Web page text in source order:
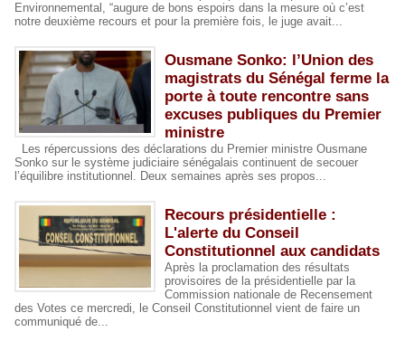
Environnemental, “augure de bons espoirs dans la mesure où c’est
notre deuxième recours et pour la première fois, le juge avait...
Ousmane Sonko: l’Union des
magistrats du Sénégal ferme la
porte à toute rencontre sans
excuses publiques du Premier
ministre
Les répercussions des déclarations du Premier ministre Ousmane
Sonko sur le système judiciaire sénégalais continuent de secouer
l’équilibre institutionnel. Deux semaines après ses propos...
Recours présidentielle :
L'alerte du Conseil
Constitutionnel aux candidats
Après la proclamation des résultats
provisoires de la présidentielle par la
Commission nationale de Recensement
des Votes ce mercredi, le Conseil Constitutionnel vient de faire un
communiqué de...